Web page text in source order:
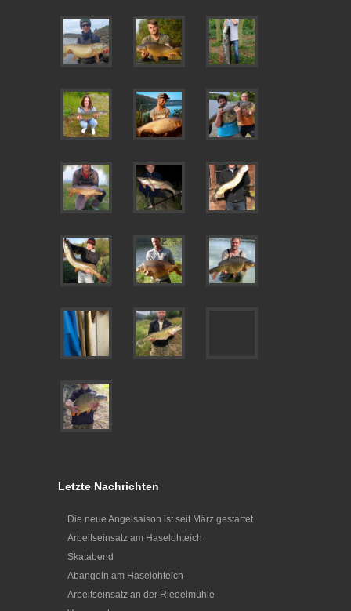
Letzte Nachrichten
Die neue Angelsaison ist seit März gestartet
Arbeitseinsatz am Haselohteich
Skatabend
Abangeln am Haselohteich
Arbeitseinsatz an der Riedelmühle